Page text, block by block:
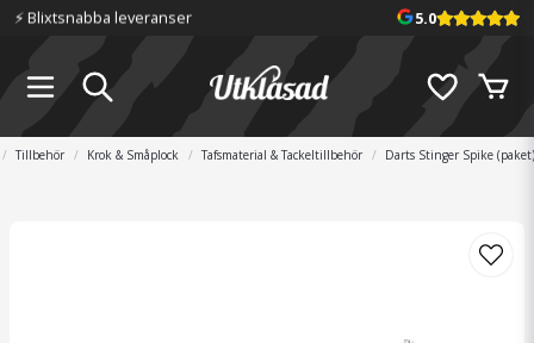
⚡️ Blixtsnabba leveranser 5.0
Tillbehör Krok & Småplock Tafsmaterial & Tackeltillbehör Darts Stinger Spike (paket)